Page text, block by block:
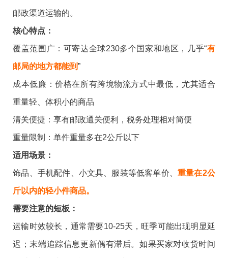
邮政渠道运输的。
核心特点：
覆盖范围广：可寄达全球230多个国家和地区，几乎“有
邮局的地方都能到”
成本低廉：价格在所有跨境物流方式中最低，尤其适合
重量轻、体积小的商品
清关便捷：享有邮政通关便利，税务处理相对简便
重量限制：单件重量多在2公斤以下
适用场景：
饰品、手机配件、小文具、服装等低客单价、重量在2公
斤以内的轻小件商品。
需要注意的短板：
运输时效较长，通常需要10-25天，旺季可能出现明显延
迟；末端追踪信息更新偶有滞后。如果买家对收货时间